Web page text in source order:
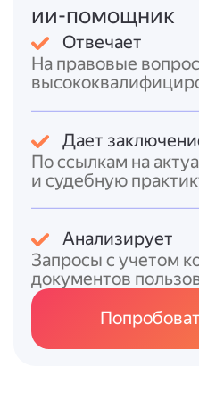
ответчика либо, в
месту жительства
Важно учитывать
вправе
беременности жены
ребёнком возраста
Сроки рассмотрения
назначении срока
месяцев) [см. ст. 22
Итоговый ответ
ии-помощник
Отвечает
На правовые
Дает
По ссылкам на
и судебную
Анализирует
Запросы с учетом
документов